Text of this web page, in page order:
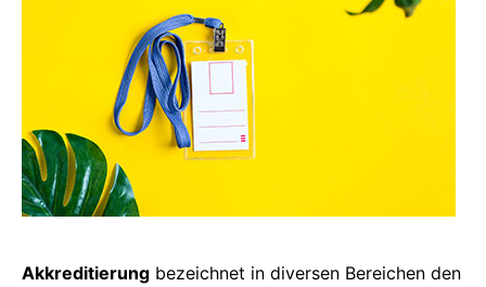
Akkreditierung bezeichnet in diversen Bereichen den